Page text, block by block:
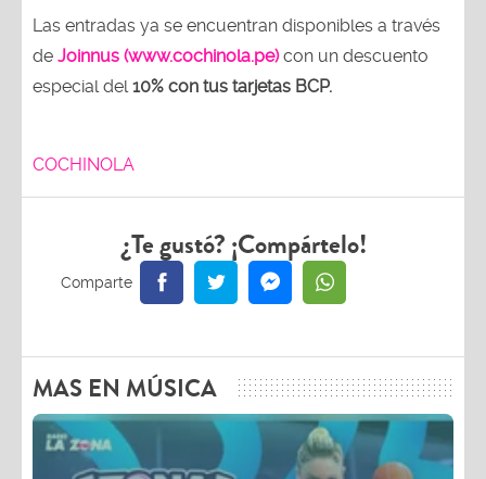
Las entradas ya se encuentran disponibles a través
de Joinnus (www.cochinola.pe)con un descuento
especial del10% con tus tarjetas BCP.
COCHINOLA
¿Te gustó? ¡Compártelo!
MAS EN MÚSICA